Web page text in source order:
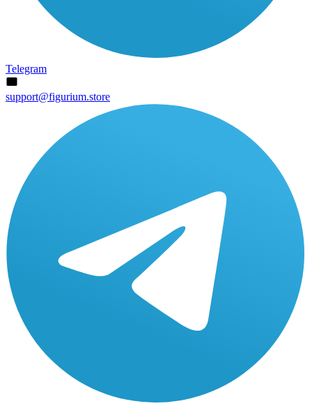
Telegram
support@figurium.store